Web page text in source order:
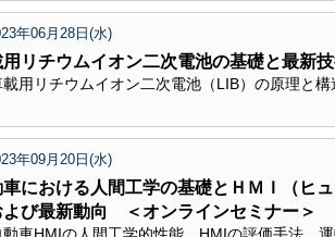
年06月28日(水)
用リチウムイオン二次電池の基礎と最新
載用リチウムイオン二次電池（LIB）の原理と
年09月20日(水)
車における人間工学の基礎とＨＭＩ（ヒ
よび最新動向 ＜オンラインセミナー＞